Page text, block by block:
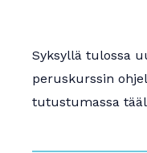
Syksyllä tulossa
peruskurssin
tutustumassa